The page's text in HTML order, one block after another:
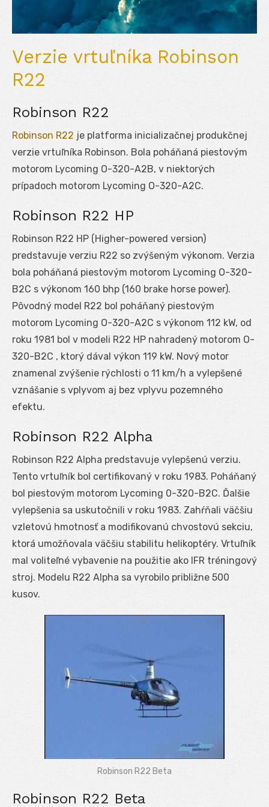
Verzie vrtuľníka Robinson
R22
Robinson R22
Robinson R22 je platforma inicializačnej produkčnej
verzie vrtuľníka Robinson. Bola poháňaná piestovým
motorom Lycoming O-320-A2B, v niektorých
prípadoch motorom Lycoming O-320-A2C.
Robinson R22 HP
Robinson R22 HP (Higher-powered version)
predstavuje verziu R22 so zvýšeným výkonom. Verzia
bola poháňaná piestovým motorom Lycoming O-320-
B2C s výkonom 160 bhp (160 brake horse power).
Pôvodný model R22 bol poháňaný piestovým
motorom Lycoming O-320-A2C s výkonom 112 kW, od
roku 1981 bol v modeli R22 HP nahradený motorom O-
320-B2C , ktorý dával výkon 119 kW. Nový motor
znamenal zvýšenie rýchlosti o 11 km/h a vylepšené
vznášanie s vplyvom aj bez vplyvu pozemného
efektu.
Robinson R22 Alpha
Robinson R22 Alpha predstavuje vylepšenú verziu.
Tento vrtuľník bol certifikovaný v roku 1983. Poháňaný
bol piestovým motorom Lycoming 0-320-B2C. Ďalšie
vylepšenia sa uskutočnili v roku 1983. Zahŕňali väčšiu
vzletovú hmotnosť a modifikovanú chvostovú sekciu,
ktorá umožňovala väčšiu stabilitu helikoptéry. Vrtuľník
mal voliteľné vybavenie na použitie ako IFR tréningový
stroj. Modelu R22 Alpha sa vyrobilo približne 500
kusov.
Robinson R22 Beta
Robinson R22 Beta